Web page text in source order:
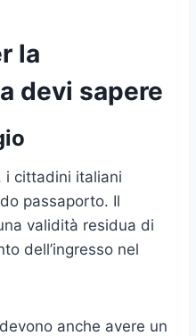
la
devi sapere
i cittadini italiani
passaporto. Il
validità residua di
dell’ingresso nel
anche avere un